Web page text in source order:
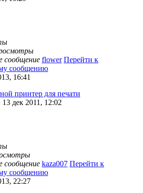
сообщение flower Перейти к
сообщению
16:41
принтер для печати
дек 2011, 12:02
сообщение kaza007 Перейти к
сообщению
22:27